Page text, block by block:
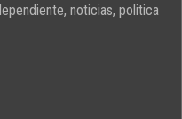
noticias, politica